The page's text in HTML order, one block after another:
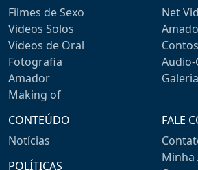
Filmes de Sexo
Videos Solos
Videos de Oral
Fotografia
Amador
Making of
Net
Contos
CONTEÚDO
Notícias
POLÍTICAS
FALE
Minha